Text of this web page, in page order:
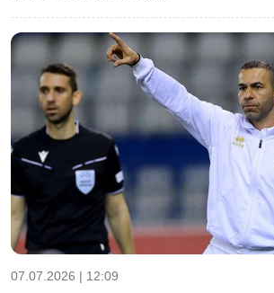
07.07.2026 | 12:09